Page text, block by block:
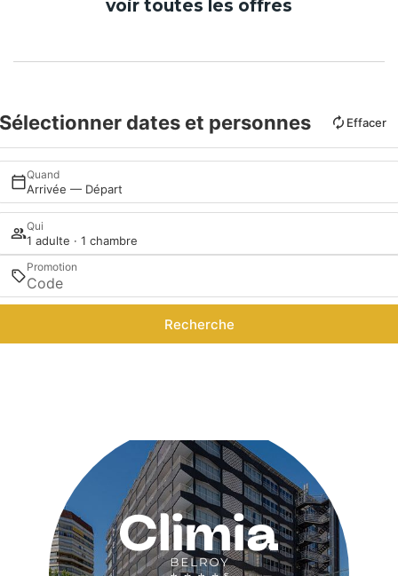
voir toutes les offres
Sélectionner dates et personnes Effacer
Quand
Arrivée — Départ
Qui
1 adulte · 1 chambre
Promotion
Recherche